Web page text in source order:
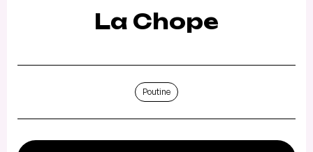
La Chope
Poutine